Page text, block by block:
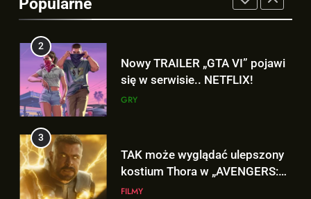
ważny wątek w „AVENGERS:
DOOMSDAY”!
2
Nowy TRAILER „GTA VI” pojawi
się w serwisie.. NETFLIX!
GRY
3
TAK może wyglądać ulepszony
kostium Thora w „AVENGERS:
DOOMSDAY”!
FILMY